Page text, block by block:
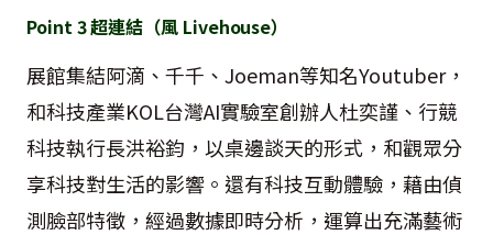
Point 3超連結（風Livehouse）
展館集結阿滴、千千、 Joeman等知名Youtuber，
和科技產業KOL台灣AI實驗室創辦人杜奕謹、行競
科技執行長洪裕鈞，以桌邊談天的形式，和觀眾分
享科技對生活的影響。還有科技互動體驗，藉由偵
測臉部特徵，經過數據即時分析，運算出充滿藝術